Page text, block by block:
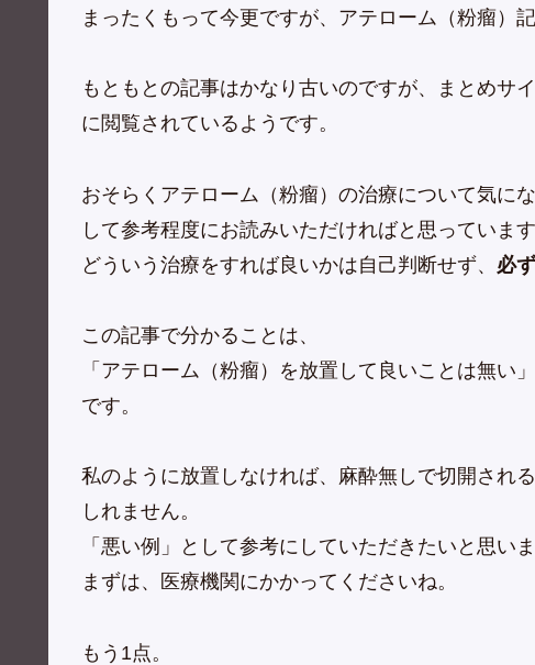
まったくもって今更ですが、アテローム（粉瘤）
もともとの記事はかなり古いのですが、まとめサ
に閲覧されているようです。
おそらくアテローム（粉瘤）の治療について気に
して参考程度にお読みいただければと思っています
どういう治療をすれば良いかは自己判断せず、 必
この記事で分かることは、
「アテローム（粉瘤）を放置して良いことは無い」
です。
私のように放置しなければ、麻酔無しで切開され
しれません。
「悪い例」として参考にしていただきたいと思いま
まずは、医療機関にかかってくださいね。
もう1点。